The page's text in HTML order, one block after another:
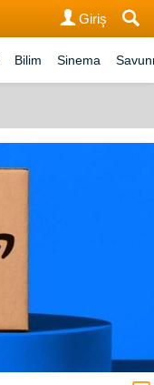
Giriş
Bilim Sinema